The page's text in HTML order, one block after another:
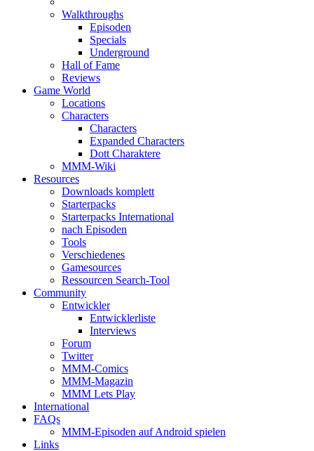
Walkthroughs
Episoden
Specials
Underground
Hall of Fame
Reviews
Game World
Locations
Characters
Characters
Expanded Characters
Dott Charaktere
MMM-Wiki
Resources
Downloads komplett
Starterpacks
Starterpacks International
nach Episoden
Tools
Verschiedenes
Gamesources
Ressourcen Search-Tool
Community
Entwickler
Entwicklerliste
Interviews
Forum
Twitter
MMM-Comics
MMM-Magazin
MMM Lets Play
International
FAQs
MMM-Episoden auf Android spielen
Links